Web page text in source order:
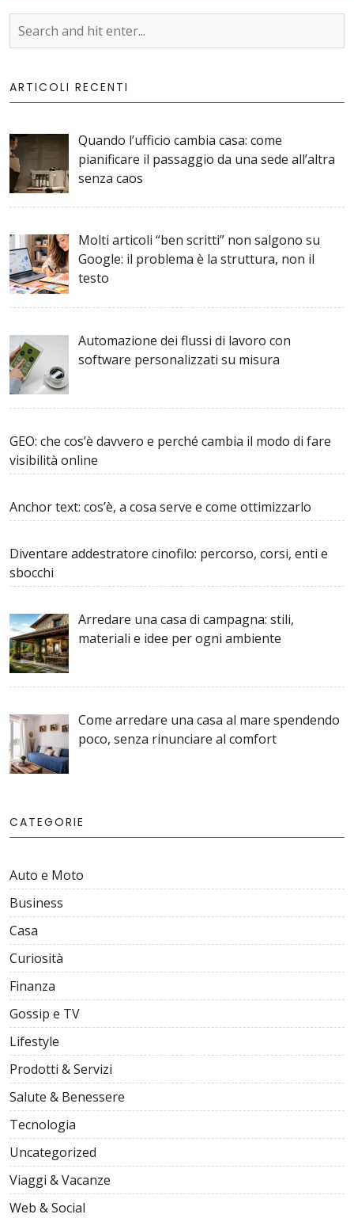
ARTICOLI RECENTI
Quando l’ufficio cambia casa: come
pianificare il passaggio da una sede all’altra
senza caos
Molti articoli “ben scritti” non salgono su
Google: il problema è la struttura, non il
testo
Automazione dei flussi di lavoro con
software personalizzati su misura
GEO: che cos’è davvero e perché cambia il modo di fare
visibilità online
Anchor text: cos’è, a cosa serve e come ottimizzarlo
Diventare addestratore cinofilo: percorso, corsi, enti e
sbocchi
Arredare una casa di campagna: stili,
materiali e idee per ogni ambiente
Come arredare una casa al mare spendendo
poco, senza rinunciare al comfort
CATEGORIE
Auto e Moto
Business
Casa
Curiosità
Finanza
Gossip e TV
Lifestyle
Prodotti & Servizi
Salute & Benessere
Tecnologia
Uncategorized
Viaggi & Vacanze
Web & Social